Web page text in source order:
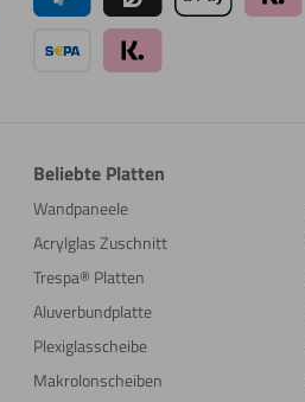
Beliebte Platten
Wandpaneele
Acrylglas Zuschnitt
Trespa® Platten
Aluverbundplatte
Plexiglasscheibe
Makrolonscheiben